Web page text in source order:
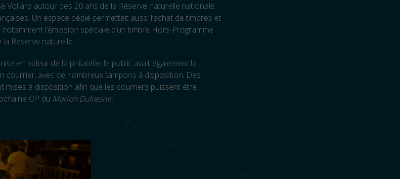
Vollard autour des 20 ans de la Réserve naturelle nationale
Un espace dédié permettait aussi l’achat de timbres et
notamment l’émission spéciale d’un timbre Hors-Programme
Réserve naturelle.
en valeur de la philatélie, le public avait également la
courrier, avec de nombreux tampons à disposition. Des
mises à disposition afin que les courriers puissent être
OP du Marion Dufresne.